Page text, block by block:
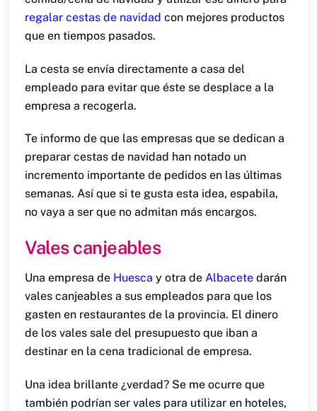
regalar cestas de navidad con mejores productos
que en tiempos pasados.
La cesta se envía directamente a casa del
empleado para evitar que éste se desplace a la
empresa a recogerla.
Te informo de que las empresas que se dedican a
preparar cestas de navidad han notado un
incremento importante de pedidos en las últimas
semanas. Así que si te gusta esta idea, espabila,
no vaya a ser que no admitan más encargos.
Vales canjeables
Una empresa de Huesca y otra de Albacetedarán
vales canjeables a sus empleados para que los
gasten en restaurantes de la provincia. El dinero
de los vales sale del presupuesto que iban a
destinar en la cena tradicional de empresa.
Una idea brillante ¿verdad? Se me ocurre que
también podrían ser vales para utilizar en hoteles,